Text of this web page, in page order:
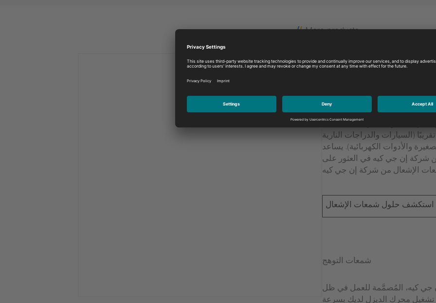
More products
شمعات الإشعال
جي كيه الرائدة في مجال صناعة
(السيارات والدراجات النارية
والأدوات الكهربائية). يساعد
شركة إن جي كيه في العثور على
استكشف حلول شمعات الإشعال
شمعات التوهج
جي كيه، المُصمَّمة للعمل في ظل
تشغيل محرك الديزل لديك بسرعة